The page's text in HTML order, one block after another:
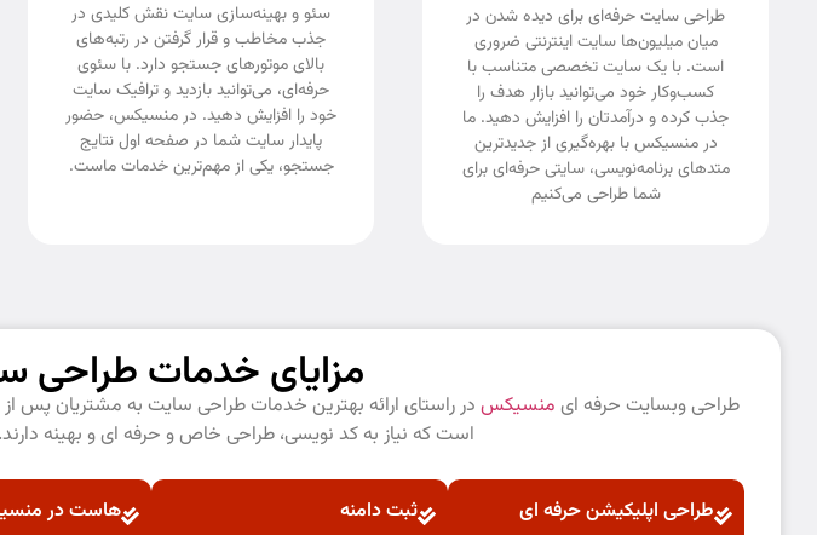
طراحی سایت حرفه‌ای برای دیده شدن در
میان میلیون‌ها سایت اینترنتی ضروری
است. با یک سایت تخصصی متناسب با
کسب‌وکار خود می‌توانید بازار هدف را
جذب کرده و درآمدتان را افزایش دهید. ما
در منسیکس با بهره‌گیری از جدیدترین
متدهای برنامه‌نویسی، سایتی حرفه‌ای برای
شما طراحی می‌کنیم
سئو و بهینه‌سازی سایت نقش کلیدی در
جذب مخاطب و قرار گرفتن در رتبه‌های
بالای موتورهای جستجو دارد. با سئوی
حرفه‌ای، می‌توانید بازدید و ترافیک سایت
خود را افزایش دهید. در منسیکس، حضور
پایدار سایت شما در صفحه اول نتایج
جستجو، یکی از مهم‌ترین خدمات ماست.
مزایای خدمات
طراحی وبسایت حرفه ای منسیکس در راستای ارائه بهترین خدمات طراحی سایت به مشتریان پس
است که نیاز به کد نویسی، طراحی خاص و حرفه ای و بهینه دارند.
طراحی اپلیکیشن حرفه ای ثبت دامنه هاست در